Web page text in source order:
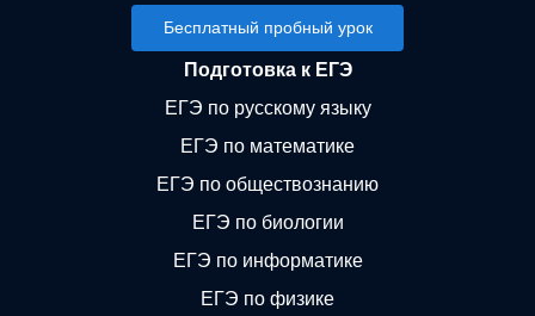
Бесплатный пробный урок
Подготовка к ЕГЭ
ЕГЭ по русскому языку
ЕГЭ по математике
ЕГЭ по обществознанию
ЕГЭ по биологии
ЕГЭ по информатике
ЕГЭ по физике